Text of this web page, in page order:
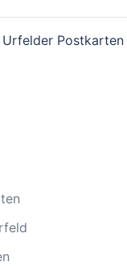
Urfelder Postkarten